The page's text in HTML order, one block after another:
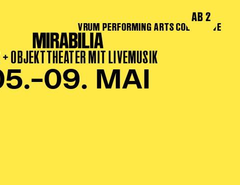
AB 2
VRUM PERFORMING ARTS COLLECTIVE
MIRABILIA
+ OBJEKTTHEATER MIT LIVEMUSIK
MAI